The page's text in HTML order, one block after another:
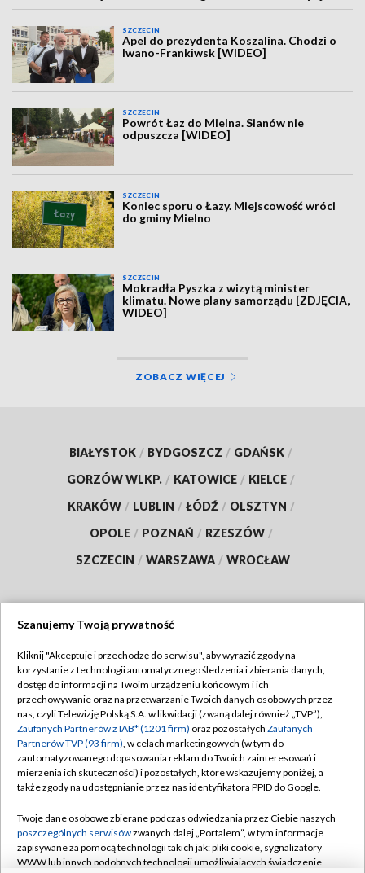
SZCZECIN
Apel do prezydenta Koszalina. Chodzi o
Iwano-Frankiwsk [WIDEO]
SZCZECIN
Powrót Łaz do Mielna. Sianów nie
odpuszcza [WIDEO]
SZCZECIN
Koniec sporu o Łazy. Miejscowość wróci
do gminy Mielno
SZCZECIN
Mokradła Pyszka z wizytą minister
klimatu. Nowe plany samorządu [ZDJĘCIA,
WIDEO]
ZOBACZ WIĘCEJ
BIAŁYSTOK / BYDGOSZCZ / GDAŃSK /
GORZÓW WLKP. / KATOWICE / KIELCE /
KRAKÓW / LUBLIN / ŁÓDŹ / OLSZTYN /
OPOLE / POZNAŃ / RZESZÓW /
SZCZECIN / WARSZAWA / WROCŁAW
TVP
Abonament TVP
Emisja w TVP
Centrum informacji TVP
Naziemna Telewizja Cyfrowa
Rada Programowa
System NOS
Regulamin TVP
Polityka prywatności
Moje zgody
Pomoc
Kontakt
Szanujemy Twoją prywatność
Kliknij "Akceptuję i przechodzę do serwisu", aby wyrazić zgody na
korzystanie z technologii automatycznego śledzenia i zbierania danych,
dostęp do informacji na Twoim urządzeniu końcowym i ich
przechowywanie oraz na przetwarzanie Twoich danych osobowych przez
nas, czyli Telewizję Polską S.A. w likwidacji (zwaną dalej również „TVP”),
Zaufanych Partnerów z IAB* (1201 firm) oraz pozostałych Zaufanych
Partnerów TVP (93 firm), w celach marketingowych (w tym do
zautomatyzowanego dopasowania reklam do Twoich zainteresowań i
mierzenia ich skuteczności) i pozostałych, które wskazujemy poniżej, a
także zgody na udostępnianie przez nas identyfikatora PPID do Google.
Twoje dane osobowe zbierane podczas odwiedzania przez Ciebie naszych
poszczególnych serwisówzwanych dalej „Portalem”, w tym informacje
zapisywane za pomocą technologii takich jak: pliki cookie, sygnalizatory
WWW lub innych podobnych technologii umożliwiających świadczenie